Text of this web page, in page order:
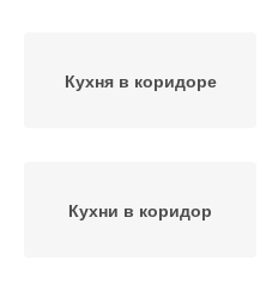
Кухня в коридоре
Кухни в коридор